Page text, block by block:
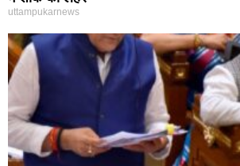
uttampukarnews